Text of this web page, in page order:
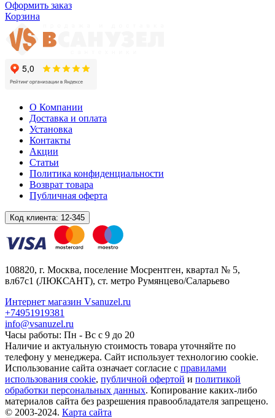
Оформить заказ
Корзина
О Компании
Доставка и оплата
Установка
Контакты
Акции
Статьи
Политика конфиденциальности
Возврат товара
Публичная оферта
Код клиента: 12-345
108820, г. Москва, поселение Мосрентген, квартал № 5,
вл67с1 (ЛЮКСАНТ), ст. метро Румянцево/Саларьево
Интернет магазин Vsanuzel.ru
+74951919381
info@vsanuzel.ru
Часы работы: Пн - Вс с 9 до 20
Наличие и актуальную стоимость товара уточняйте по
телефону у менеджера. Сайт использует технологию cookie.
Использование сайта означает согласие с правилами
использования cookie, публичной офертой и политикой
обработки персональных данных. Копирование каких-либо
материалов сайта без разрешения правообладателя запрещено.
© 2003-2024. Карта сайта